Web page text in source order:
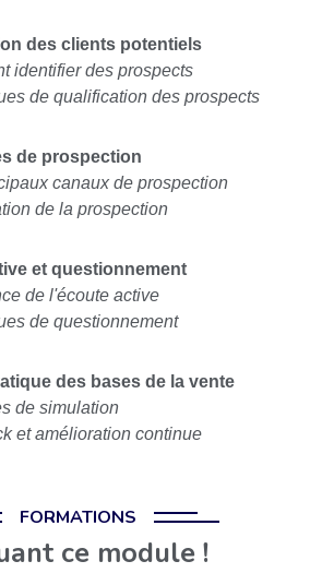
des clients potentiels
identifier des prospects
de qualification des prospects
de prospection
canaux de prospection
de la prospection
et questionnement
de l'écoute active
de questionnement
des bases de la vente
de simulation
et amélioration continue
FORMATIONS
ce module !